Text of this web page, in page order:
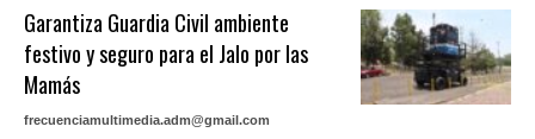
Garantiza Guardia Civil ambiente
festivo y seguro para el Jalo por las
Mamás
frecuenciamultimedia.adm@gmail.com